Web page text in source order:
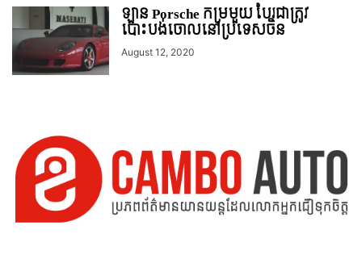
ឡាន Porsche កម្រមួយ បែរជាត្រូវ
បោះបង់ចោលនៅប្រទេសចិន
August 12, 2020